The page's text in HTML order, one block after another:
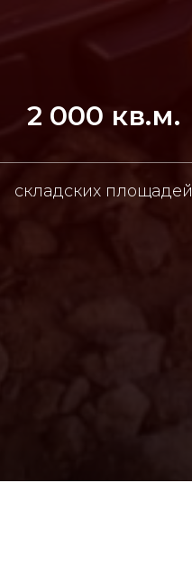
2 000 кв.м.
складских площадей